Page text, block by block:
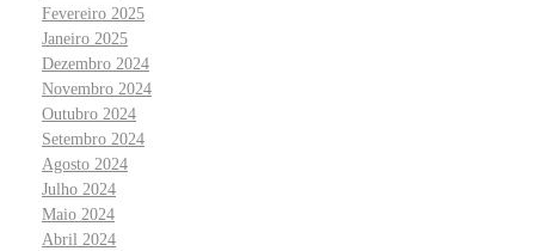
Fevereiro 2025
Janeiro 2025
Dezembro 2024
Novembro 2024
Outubro 2024
Setembro 2024
Agosto 2024
Julho 2024
Maio 2024
Abril 2024